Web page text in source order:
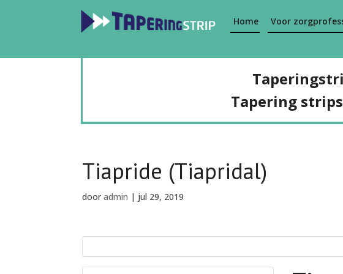
Home Voor
Tapering
Tiapride (Tiapridal)
dooradmin | jul 29, 2019